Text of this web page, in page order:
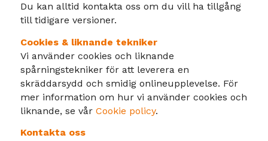
Du kan alltid kontakta oss om du vill ha tillgång
till tidigare versioner.
Cookies & liknande tekniker
Vi använder cookies och liknande
spårningstekniker för att leverera en
skräddarsydd och smidig onlineupplevelse. För
mer information om hur vi använder cookies och
liknande, se vår Cookie policy.
Kontakta oss